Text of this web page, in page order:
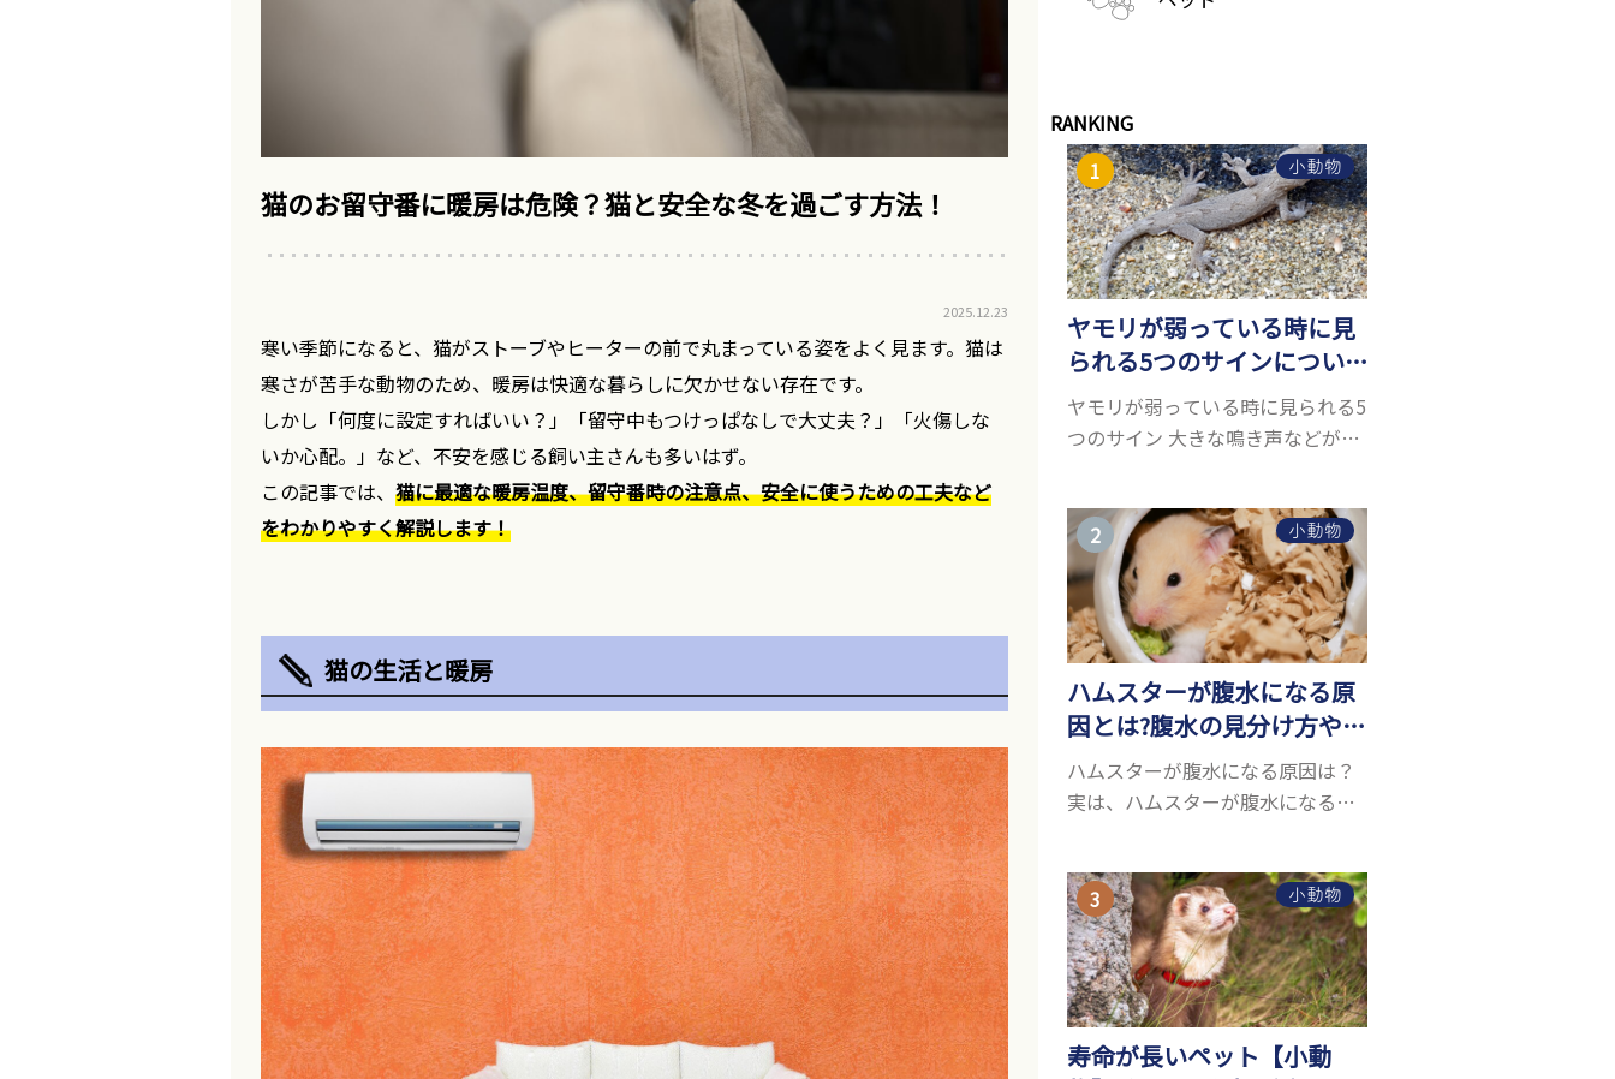
猫のお留守番に暖房は危険？猫と安全な冬を過ごす方法！
2025.12.23
寒い季節になると、猫がストーブやヒーターの前で丸まっている姿をよく見ます。猫は
寒さが苦手な動物のため、暖房は快適な暮らしに欠かせない存在です。
しかし「何度に設定すればいい？」「留守中もつけっぱなしで大丈夫？」「火傷しな
いか心配。」など、不安を感じる飼い主さんも多いはず。
この記事では、 猫に最適な暖房温度、留守番時の注意点、安全に使うための工夫など
をわかりやすく解説します！
猫の生活と暖房
RANKING
小動物
ヤモリが弱っている時に見
られる5つのサインについ
て詳しくご紹介！
ヤモリが弱っている時に見られる5
つのサイン 大きな鳴き声などがな
して人気が高まっているヤモリを
お迎えしたいと思う人も多いので
はないでしょうか...
小動物
ハムスターが腹水になる原
因とは?腹水の見分け方や対
処方法を解説
ハムスターが腹水になる原因は？
実は、ハムスターが腹水になる原
しいため、難しい検査を気軽にす
ることができないためです。 腹水
になる理由はさま...
小動物
寿命が長いペット【小動